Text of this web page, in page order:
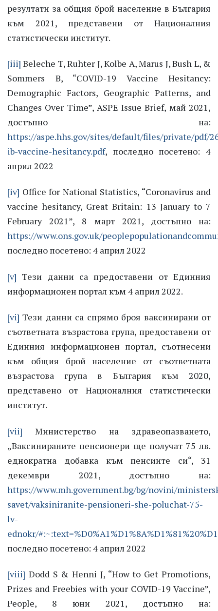
резултати за общия брой население в България
към 2021, представени от Националния
статистически институт.
[iii] Beleche T, Ruhter J, Kolbe A, Marus J, Bush L, &
Sommers B, “COVID-19 Vaccine Hesitancy:
Demographic Factors, Geographic Patterns, and
Changes Over Time”, ASPE Issue Brief, май 2021,
достъпно на:
https://aspe.hhs.gov/sites/default/files/private/pdf/
ib-vaccine-hesitancy.pdf, последно посетено: 4
април 2022
[iv] Office for National Statistics, “Coronavirus and
vaccine hesitancy, Great Britain: 13 January to 7
February 2021”, 8 март 2021, достъпно на:
https://www.ons.gov.uk/
последно посетено: 4 април 2022
[v] Тези данни са предоставени от Единния
информационен портал към 4 април 2022.
[vi] Тези данни са спрямо броя ваксинирани от
съответната възрастова група, предоставени от
Единния информационен портал, съотнесени
към общия брой население от съответната
възрастова група в България към 2020,
представено от Националния статистически
институт.
[vii] Министерство на здравеопазването,
„Ваксинираните пенсионери ще получат 75 лв.
еднократна добавка към пенсиите си“, 31
декември 2021, достъпно на:
https://www.mh.government.bg/bg/novini/
savet/vaksiniranite-pensioneri-she-poluchat-75-
lv-
ednokr/
последно посетено: 4 април 2022
[viii] Dodd S & Henni J, “How to Get Promotions,
Prizes and Freebies with your COVID-19 Vaccine”,
People, 8 юни 2021, достъпно на: